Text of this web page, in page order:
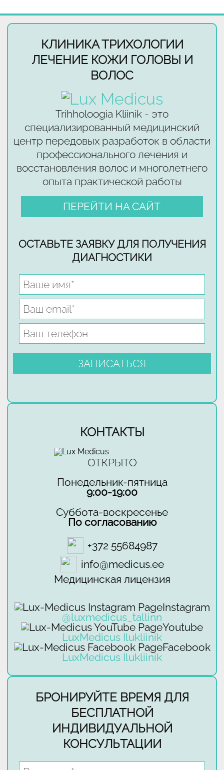
КЛИНИКА ТРИХОЛОГИИ
ЛЕЧЕНИЕ КОЖИ ГОЛОВЫ И
ВОЛОС
Trihholoogia Kliinik - это
специализированный медицинский
центр передовых разработок в области
профессионального лечения и
восстановления волос и многолетнего
опыта практической работы
ПЕРЕЙТИ НА САЙТ
ОСТАВЬТЕ ЗАЯВКУ ДЛЯ ПОЛУЧЕНИЯ
ДИАГНОСТИКИ
КОНТАКТЫ
ОТКРЫТО
Понедельник-пятница
9:00-19:00
Суббота-воскресенье
По согласованию
+372 55684987
info@medicus.ee
Медицинская лицензия
Instagram
@luxmedicus_tallinn
Youtube
LuxMedicus Ilukliinik
Facebook
LuxMedicus Ilukliinik
БРОНИРУЙТЕ ВРЕМЯ ДЛЯ
БЕСПЛАТНОЙ
ИНДИВИДУАЛЬНОЙ
КОНСУЛЬТАЦИИ